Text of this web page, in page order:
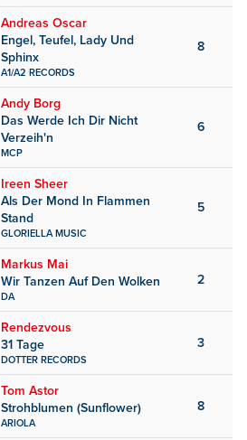
Andreas Oscar
Engel, Teufel, Lady Und
Sphinx
A1/A2 RECORDS
8
Andy Borg
Das Werde Ich Dir Nicht
Verzeih'n
MCP
6
Ireen Sheer
Als Der Mond In Flammen
Stand
GLORIELLA MUSIC
5
Markus Mai
Wir Tanzen Auf Den Wolken
DA
2
Rendezvous
31 Tage
DOTTER RECORDS
3
Tom Astor
Strohblumen (Sunflower)
ARIOLA
8